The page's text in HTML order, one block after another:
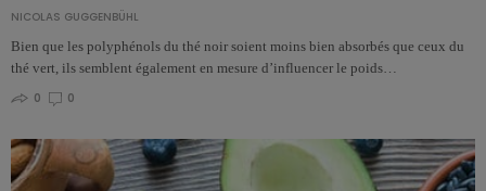
NICOLAS GUGGENBÜHL
Bien que les polyphénols du thé noir soient moins bien absorbés que ceux du
thé vert, ils semblent également en mesure d’influencer le poids…
0
0